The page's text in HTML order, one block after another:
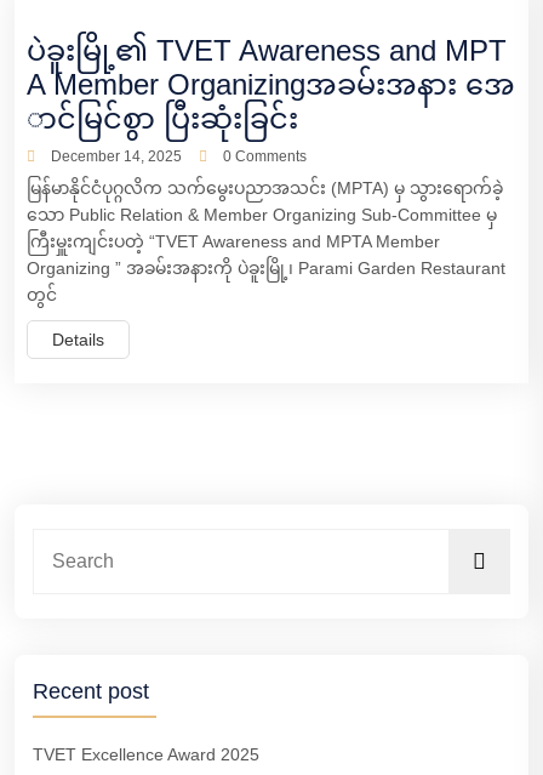
ပဲခူးမြို့၏ TVET Awareness and MPT
A Member Organizingအခမ်းအနား အေ
ာင်မြင်စွာ ပြီးဆုံးခြင်း
December 14, 2025 0 Comments
မြန်မာနိုင်ငံပုဂ္ဂလိက သက်မွေးပညာအသင်း (MPTA) မှ သွားရောက်ခဲ့
သော Public Relation & Member Organizing Sub-Committee မှ
ကြီးမှူးကျင်းပတဲ့ “TVET Awareness and MPTA Member
Organizing ” အခမ်းအနားကို ပဲခူးမြို့၊ Parami Garden Restaurant
တွင်
Details
Recent post
TVET Excellence Award 2025